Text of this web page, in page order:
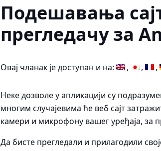
Подешавања
прегледачу за
Овај чланак је доступан и на:
Неке дозволе у апликацији су
многим случајевима ће веб сајт
камери и микрофону вашег уређаја, за
Да бисте прегледали и прилагодили